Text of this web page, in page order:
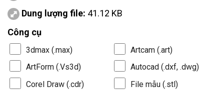
Dung lượng file: 41.12 KB
Công cụ
3dmax (.max)
Artcam (.art)
ArtForm (.Vs3d)
Autocad (.dxf, .dwg)
Corel Draw (.cdr)
File mẫu (.stl)